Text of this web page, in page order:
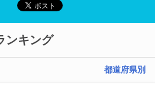
ンキング
都道府県別